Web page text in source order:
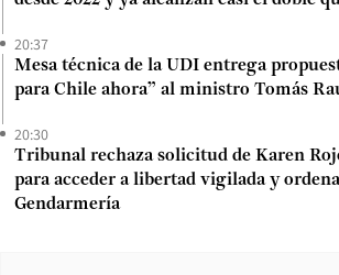
20:37
Mesa técnica de la UDI entrega
para Chile ahora” al ministro Tomás
20:30
Tribunal rechaza solicitud de Karen
para acceder a libertad vigilada y
Gendarmería